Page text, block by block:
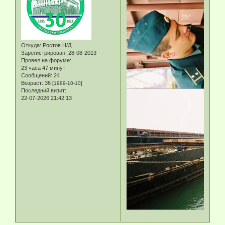
Откуда: Ростов Н/Д
Зарегистрирован: 28-08-2013
Провел на форуме:
23 часа 47 минут
Сообщений: 24
Возраст: 36 [1989-10-10]
Последний визит:
22-07-2026 21:42:13